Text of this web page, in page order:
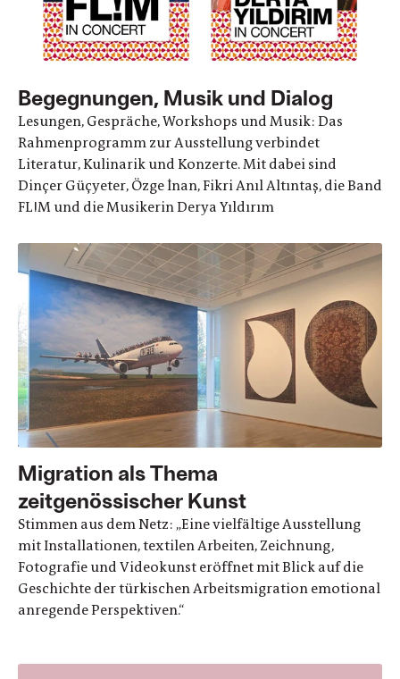
Begegnungen, Musik und Dialog
Lesungen, Gespräche, Workshops und Musik: Das
Rahmenprogramm zur Ausstellung verbindet
Literatur, Kulinarik und Konzerte. Mit dabei sind
Dinçer Güçyeter, Özge İnan, Fikri Anıl Altıntaş, die Band
FL!M und die Musikerin Derya Yıldırım
Migration als Thema
zeitgenössischer Kunst
Stimmen aus dem Netz: „Eine vielfältige Ausstellung
mit Installationen, textilen Arbeiten, Zeichnung,
Fotografie und Videokunst eröffnet mit Blick auf die
Geschichte der türkischen Arbeitsmigration emotional
anregende Perspektiven.“